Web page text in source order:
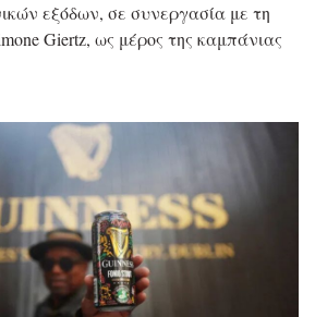
εξόδων, σε συνεργασία με τη
Giertz, ως μέρος της καμπάνιας